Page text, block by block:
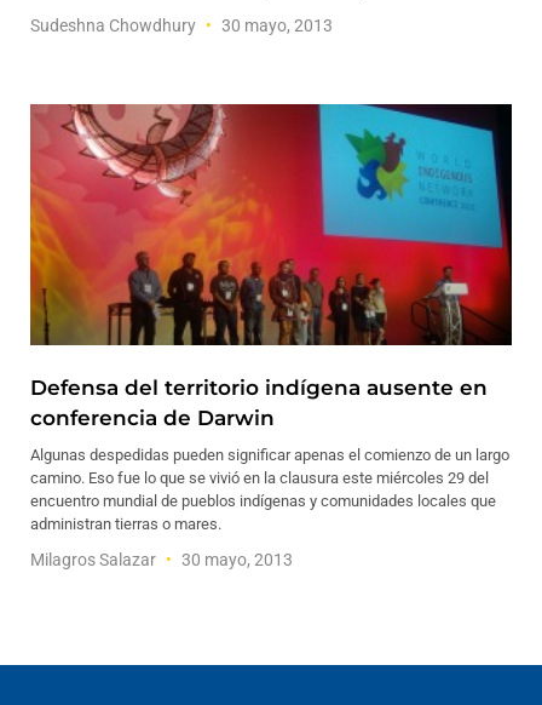
Sudeshna Chowdhury 30 mayo, 2013
Defensa del territorio indígena ausente en
conferencia de Darwin
Algunas despedidas pueden significar apenas el comienzo de un largo
camino. Eso fue lo que se vivió en la clausura este miércoles 29 del
encuentro mundial de pueblos indígenas y comunidades locales que
administran tierras o mares.
Milagros Salazar 30 mayo, 2013